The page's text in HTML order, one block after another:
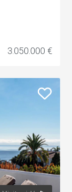
3.050.000 €